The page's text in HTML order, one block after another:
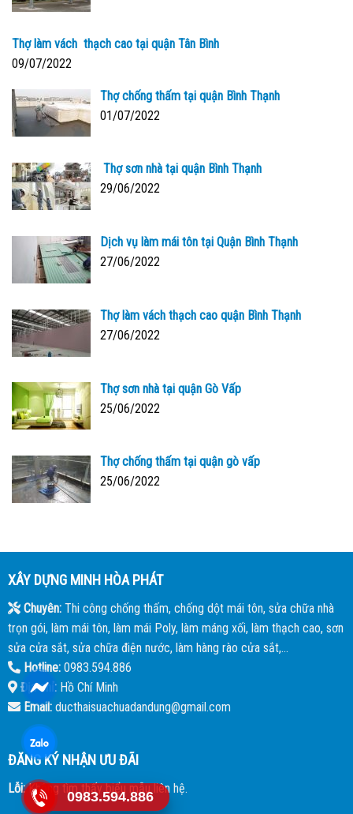
Thợ làm vách thạch cao tại quận Tân Bình
09/07/2022
Thợ chống thấm tại quận Bình Thạnh
01/07/2022
Thợ sơn nhà tại quận Bình Thạnh
29/06/2022
Dịch vụ làm mái tôn tại Quận Bình Thạnh
27/06/2022
Thợ làm vách thạch cao quận Bình Thạnh
27/06/2022
Thợ sơn nhà tại quận Gò Vấp
25/06/2022
Thợ chống thấm tại quận gò vấp
25/06/2022
XÂY DỰNG MINH HÒA PHÁT
Chuyên:Thi công chống thấm, chống dột mái tôn, sửa chữa nhà
trọn gói, làm mái tôn, làm mái Poly, làm máng xối, làm thạch cao, sơn
sửa cửa sắt, sửa chữa điện nước, làm hàng rào cửa sắt,...
Hotline:0983.594.886
Địa chỉ:Hồ Chí Minh
Email:ducthaisuachuadandung@gmail.com
ĐĂNG KÝ NHẬN ƯU ĐÃI
Lỗi:Không tìm thấy biểu mẫu liên hệ.
0983.594.886